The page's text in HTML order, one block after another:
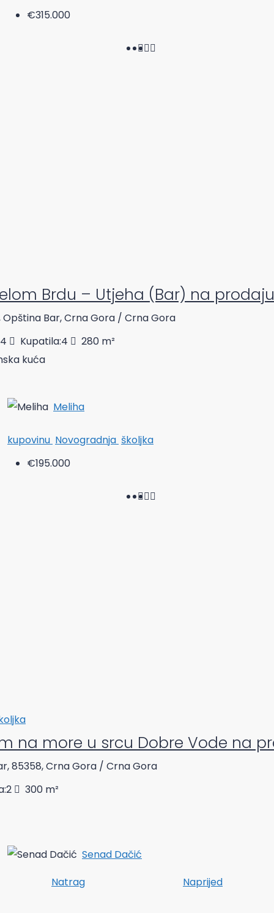
€315.000
Brdu – Utjeha (Bar) na
Opština Bar, Crna Gora / Crna Gora
4
Kupatila:4 280 m²
kuća
Meliha
kupovinu Novogradnja školjka
€195.000
na more u srcu Dobre Vode na
85358, Crna Gora / Crna Gora
2 300 m²
Senad Dačić
Natrag
Naprijed